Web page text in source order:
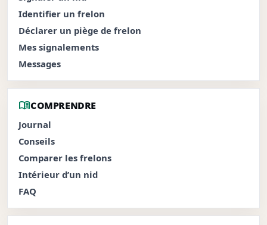
Identifier un frelon
Déclarer un piège de frelon
Mes signalements
Messages
menu_bookCOMPRENDRE
Journal
Conseils
Comparer les frelons
Intérieur d’un nid
FAQ